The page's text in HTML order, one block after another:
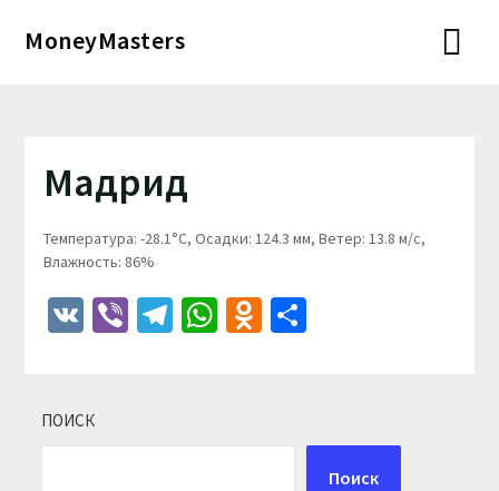
MoneyMasters
Мадрид
Температура: -28.1°C, Осадки: 124.3 мм, Ветер: 13.8 м/с,
Влажность: 86%
VKViberTelegram
WhatsApp
Odnoklassniki
Отправить
ПОИСК
Поиск